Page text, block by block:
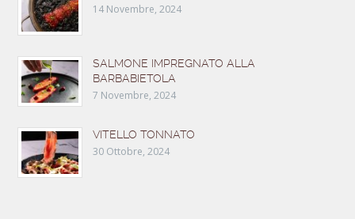
14 Novembre, 2024
SALMONE IMPREGNATO ALLA
BARBABIETOLA
7 Novembre, 2024
VITELLO TONNATO
30 Ottobre, 2024